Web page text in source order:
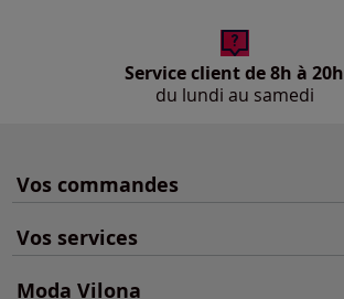
Service client de 8h à 20h
du lundi au samedi
Vos commandes
Vos services
Moda Vilona